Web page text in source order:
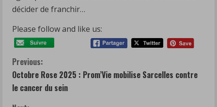
décider de franchir…
Please follow and like us:
C
o
Previous:
Octobre Rose 2025 : Prom’Vie mobilise Sarcelles contre
le cancer du sein